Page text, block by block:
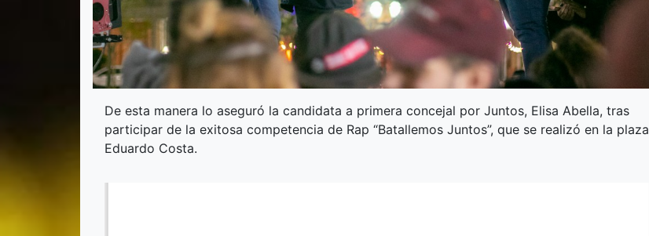
De esta manera lo aseguró la candidata a primera concejal por Juntos, Elisa Abella, tras
participar de la exitosa competencia de Rap “Batallemos Juntos”, que se realizó en la plaza
Eduardo Costa.